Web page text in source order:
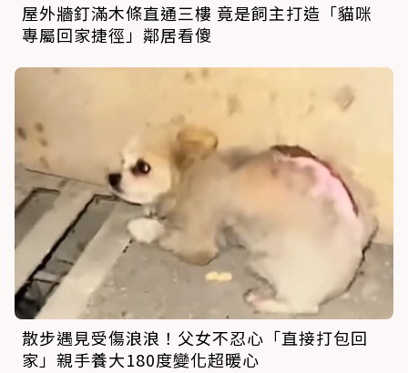
屋外牆釘滿木條直通三樓 竟是飼主打造「貓咪
專屬回家捷徑」鄰居看傻
散步遇見受傷浪浪！父女不忍心「直接打包回
家」親手養大180度變化超暖心